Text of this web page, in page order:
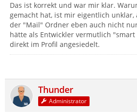
Das ist korrekt und war mir klar.
gemacht hat, ist mir eigentlich
der "Mail" Ordner eben auch nicht
hätte als Entwickler vermutlich
direkt im Profil angesiedelt.
Thunder
Administrator